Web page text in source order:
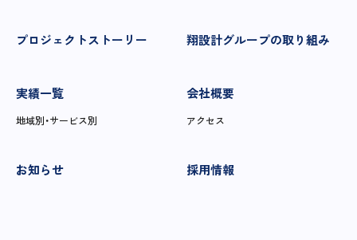
プロジェクトストーリー 翔設計グループの取り組み
実績一覧
地域別・サービス別
会社概要
アクセス
お知らせ 採用情報